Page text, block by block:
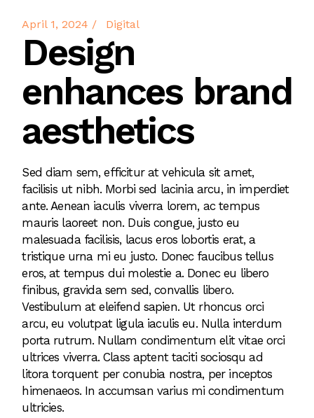
April 1, 2024 Digital
Design
enhances brand
aesthetics
Sed diam sem, efficitur at vehicula sit amet,
facilisis ut nibh. Morbi sed lacinia arcu, in imperdiet
ante. Aenean iaculis viverra lorem, ac tempus
mauris laoreet non. Duis congue, justo eu
malesuada facilisis, lacus eros lobortis erat, a
tristique urna mi eu justo. Donec faucibus tellus
eros, at tempus dui molestie a. Donec eu libero
finibus, gravida sem sed, convallis libero.
Vestibulum at eleifend sapien. Ut rhoncus orci
arcu, eu volutpat ligula iaculis eu. Nulla interdum
porta rutrum. Nullam condimentum elit vitae orci
ultrices viverra. Class aptent taciti sociosqu ad
litora torquent per conubia nostra, per inceptos
himenaeos. In accumsan varius mi condimentum
ultricies.